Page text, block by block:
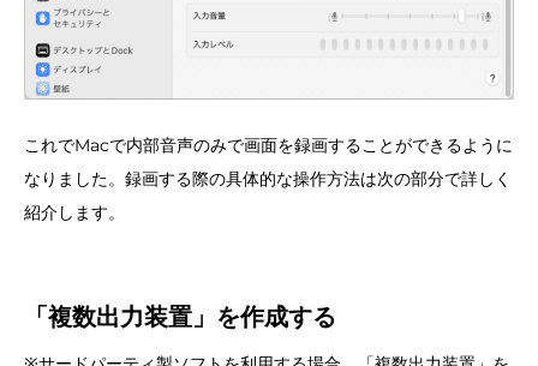
これでMacで内部音声のみで画面を録画することができるように
なりました。録画する際の具体的な操作方法は次の部分で詳しく
紹介します。
「複数出力装置」を作成する